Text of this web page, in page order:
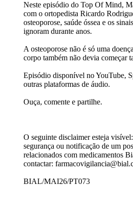
Neste episódio do Top Of Mind,
com o ortopedista Ricardo
osteoporose, saúde óssea e os
ignoram durante anos.​
A osteoporose não é só uma
corpo também não devia começar
Episódio disponível no YouTube,
outras plataformas de áudio.​
Ouça, comente e partilhe.​
O seguinte disclaimer esteja
segurança ou notificação de um
relacionados com medicamentos
contactar:
BIAL/MAI26/PT073​